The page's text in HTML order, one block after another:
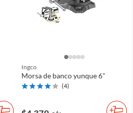
Ingco
Morsa de banco yunque 6"
(4)